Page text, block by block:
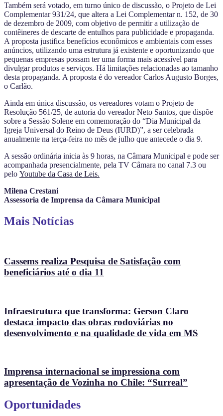
Também será votado, em turno único de discussão, o Projeto de Lei
Complementar 931/24, que altera a Lei Complementar n. 152, de 30
de dezembro de 2009, com objetivo de permitir a utilização de
contêineres de descarte de entulhos para publicidade e propaganda.
A proposta justifica benefícios econômicos e ambientais com esses
anúncios, utilizando uma estrutura já existente e oportunizando que
pequenas empresas possam ter uma forma mais acessível para
divulgar produtos e serviços. Há limitações relacionadas ao tamanho
desta propaganda. A proposta é do vereador Carlos Augusto Borges,
o Carlão.
Ainda em única discussão, os vereadores votam o Projeto de
Resolução 561/25, de autoria do vereador Neto Santos, que dispõe
sobre a Sessão Solene em comemoração do “Dia Municipal da
Igreja Universal do Reino de Deus (IURD)”, a ser celebrada
anualmente na terça-feira no mês de julho que antecede o dia 9.
A sessão ordinária inicia às 9 horas, na Câmara Municipal e pode ser
acompanhada presencialmente, pela TV Câmara no canal 7.3 ou
pelo Youtube da Casa de Leis.
Milena Crestani
Assessoria de Imprensa da Câmara Municipal
Mais Notícias
Cassems realiza Pesquisa de Satisfação com
beneficiários até o dia 11
Infraestrutura que transforma: Gerson Claro
destaca impacto das obras rodoviárias no
desenvolvimento e na qualidade de vida em MS
Imprensa internacional se impressiona com
apresentação de Vozinha no Chile: “Surreal”
Oportunidades